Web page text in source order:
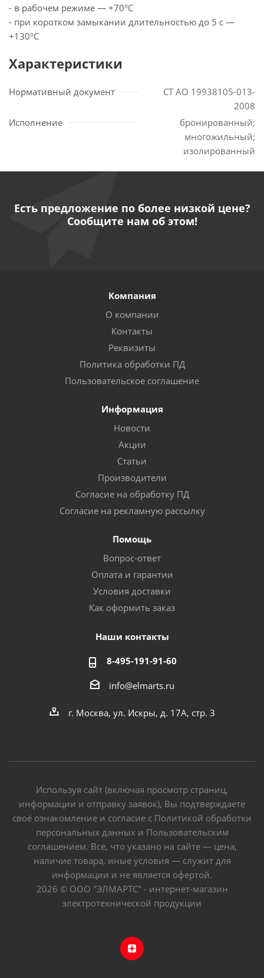
- в рабочем режиме — +70°С
- при коротком замыкании длительностью до 5 с —
+130°С
Характеристики
Нормативный документ
СТ АО 19938105-013-
2008
Исполнение
бронированный;
многожильный;
изолированный
Есть предложение по более низкой цене?
Сообщите нам об этом!
Компания
О компании
Контакты
Реквизиты
Политика обработки ПД
Пользовательское соглашение
Информация
Новости
Акции
Статьи
Производители
Согласие на обработку ПД
Согласие на рекламную рассылку
Помощь
Вопрос-ответ
Оплата и гарантии
Условия доставки
Как оформить заказ
Наши контакты
8-495-191-91-60
info@elmarts.ru
г. Москва, ул. Искры, д. 17А, стр. 3
Используя сайт (включая просмотр страниц,
информации и отправку заявок), Вы подтверждаете
своё ознакомление и согласие с Политикой обработки
персональных данных и Пользовательским
соглашением. Всё, что указано на сайте — цена,
наличие товара, иные условия — служит для
информации и не является офертой.
2026 © ООО "ЭЛМАРТС" - интернет-магазин
электротехнической продукции